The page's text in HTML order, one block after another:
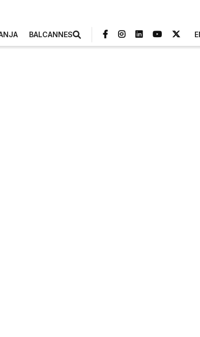
BALCANNES